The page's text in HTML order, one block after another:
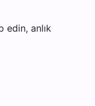
edin, anlık